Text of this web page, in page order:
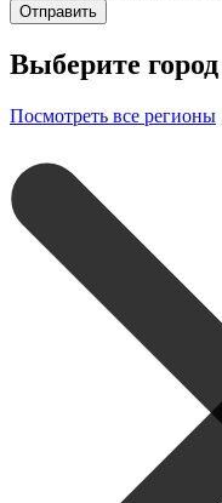
Отправить
Выберите город
Посмотреть все регионы